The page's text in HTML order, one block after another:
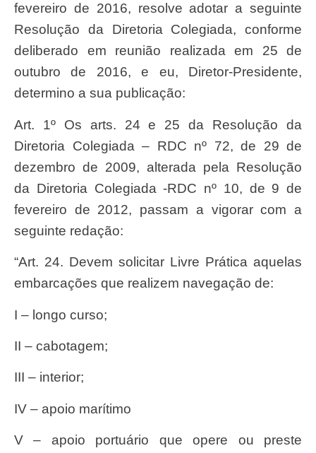
fevereiro de 2016, resolve adotar a seguinte
Resolução da Diretoria Colegiada, conforme
deliberado em reunião realizada em 25 de
outubro de 2016, e eu, Diretor-Presidente,
determino a sua publicação:
Art. 1º Os arts. 24 e 25 da Resolução da
Diretoria Colegiada – RDC nº 72, de 29 de
dezembro de 2009, alterada pela Resolução
da Diretoria Colegiada -RDC nº 10, de 9 de
fevereiro de 2012, passam a vigorar com a
seguinte redação:
“Art. 24. Devem solicitar Livre Prática aquelas
embarcações que realizem navegação de:
I – longo curso;
II – cabotagem;
III – interior;
IV – apoio marítimo
V – apoio portuário que opere ou preste